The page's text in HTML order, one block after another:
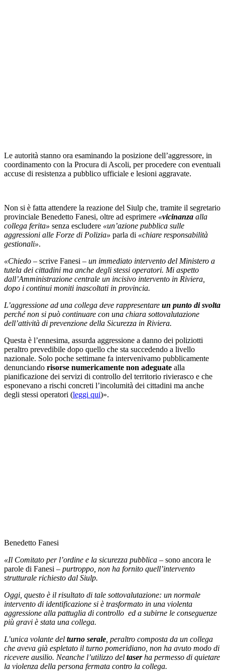
Le autorità stanno ora esaminando la posizione dell’aggressore, in
coordinamento con la Procura di Ascoli, per procedere con eventuali
accuse di resistenza a pubblico ufficiale e lesioni aggravate.
Non si è fatta attendere la reazione del Siulp che, tramite il segretario
provinciale Benedetto Fanesi, oltre ad esprimere «vicinanza alla
collega ferita» senza escludere «un’azione pubblica sulle
aggressioni alle Forze di Polizia» parla di «chiare responsabilità
gestionali».
«Chiedo – scrive Fanesi – un immediato intervento del Ministero a
tutela dei cittadini ma anche degli stessi operatori. Mi aspetto
dall’Amministrazione centrale un incisivo intervento in Riviera,
dopo i continui moniti inascoltati in provincia.
L’aggressione ad una collega deve rappresentare un punto di svolta
perché non si può continuare con una chiara sottovalutazione
dell’attività di prevenzione della Sicurezza in Riviera.
Questa è l’ennesima, assurda aggressione a danno dei poliziotti
peraltro prevedibile dopo quello che sta succedendo a livello
nazionale. Solo poche settimane fa intervenivamo pubblicamente
denunciando risorse numericamente non adeguate alla
pianificazione dei servizi di controllo del territorio rivierasco e che
esponevano a rischi concreti l’incolumità dei cittadini ma anche
degli stessi operatori (leggi qui)».
Benedetto Fanesi
«Il Comitato per l’ordine e la sicurezza pubblica – sono ancora le
parole di Fanesi – purtroppo, non ha fornito quell’intervento
strutturale richiesto dal Siulp.
Oggi, questo è il risultato di tale sottovalutazione: un normale
intervento di identificazione si è trasformato in una violenta
aggressione alla pattuglia di controllo ed a subirne le conseguenze
più gravi è stata una collega.
L’unica volante del turno serale , peraltro composta da un collega
che aveva già espletato il turno pomeridiano, non ha avuto modo di
ricevere ausilio. Neanche l’utilizzo del taserha permesso di quietare
la violenza della persona fermata contro la collega.